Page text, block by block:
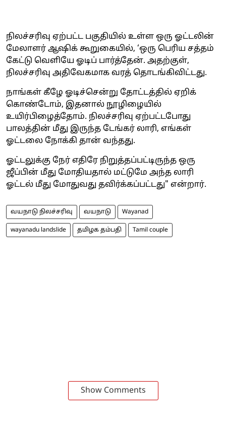
நிலச்சரிவு ஏற்பட்ட பகுதியில் உள்ள ஒரு ஓட்டலின்
மேலாளர் ஆஷிக் கூறுகையில், ‘ஒரு பெரிய சத்தம்
கேட்டு வெளியே ஓடிப் பார்த்தேன். அதற்குள்,
நிலச்சரிவு அதிவேகமாக வரத் தொடங்கிவிட்டது.
நாங்கள் கீழே ஓடிச்சென்று தோட்டத்தில் ஏறிக்
கொண்டோம், இதனால் நூழிழையில்
உயிர்பிழைத்தோம். நிலச்சரிவு ஏற்பட்டபோது
பாலத்தின் மீது இருந்த டேங்கர் லாரி, எங்கள்
ஓட்டலை நோக்கி தான் வந்தது.
ஓட்டலுக்கு நேர் எதிரே நிறுத்தப்பட்டிருந்த ஒரு
ஜீப்பின் மீது மோதியதால் மட்டுமே அந்த லாரி
ஓட்டல் மீது மோதுவது தவிர்க்கப்பட்டது" என்றார்.
வயநாடு நிலச்சரிவு வயநாடு Wayanad
wayanadu landslide தமிழக தம்பதி Tamil couple
Show Comments